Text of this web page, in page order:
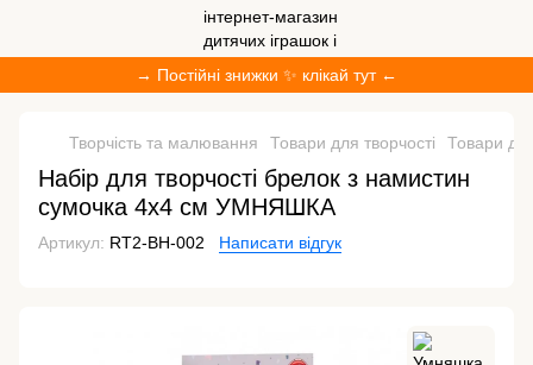
→ Постійні знижки ✨ клікай тут ←
Творчість та малювання Товари для творчості Товари
Набір для творчості брелок з намистин
сумочка 4х4 см УМНЯШКА
Артикул: RT2-ВН-002 Написати відгук